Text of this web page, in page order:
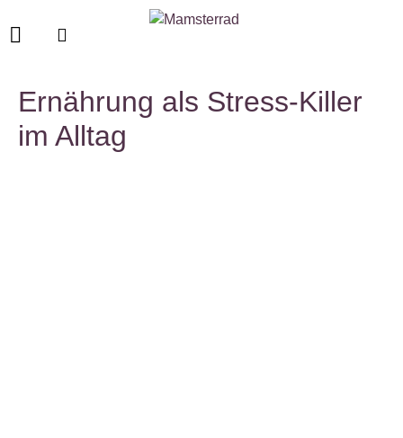
Ernährung als Stress-Killer
im Alltag